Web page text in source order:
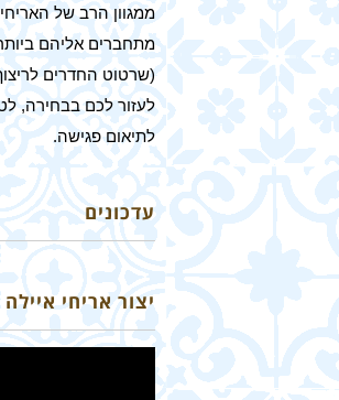
ממגוון הרב של
מתחברים אליהם
(שרטוט החדרים
לעזור לכם בבחירה,
לתיאום פגישה.
עדכונים
יצור אריחי איילה